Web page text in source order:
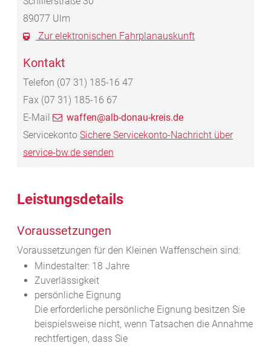
89077 Ulm
Zur elektronischen Fahrplanauskunft
Kontakt
Telefon (07 31) 185-16 47
Fax (07 31) 185-16 67
E-Mail
waffen@alb-donau-kreis.de
Servicekonto Sichere Servicekonto-Nachricht über
service-bw.de senden
Leistungsdetails
Voraussetzungen
Voraussetzungen für den Kleinen Waffenschein sind:
Mindestalter: 18 Jahre
Zuverlässigkeit
persönliche Eignung
Die erforderliche persönliche Eignung besitzen Sie
beispielsweise nicht, wenn Tatsachen die Annahme
rechtfertigen, dass Sie